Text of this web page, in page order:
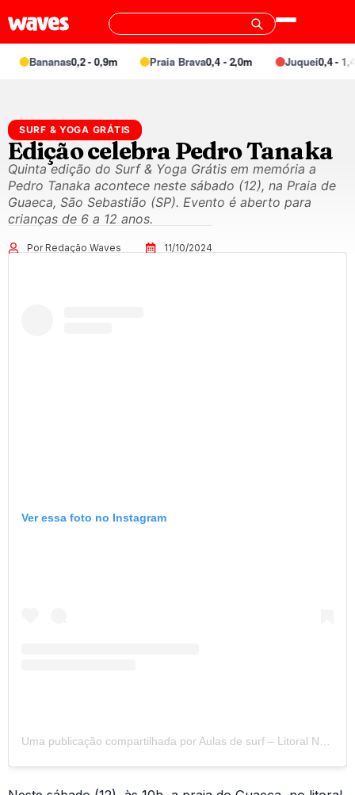
Bananas0,2 - 0,9m Praia Brava0,4 - 2,0m Juquei0,4 - 1,4m
SURF & YOGA GRÁTIS
Edição celebra Pedro Tanaka
Quinta edição do Surf & Yoga Grátis em memória a
Pedro Tanaka acontece neste sábado (12), na Praia de
Guaeca, São Sebastião (SP). Evento é aberto para
crianças de 6 a 12 anos.
Por Redação Waves 11/10/2024
Ver essa foto no Instagram